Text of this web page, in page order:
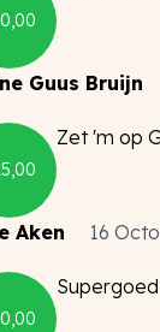
Guus Bruijn
Zet 'm op
Aken 16